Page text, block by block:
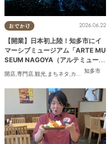
知多市,東浦町,阿久比町,半田市 常滑市,武豊
親子 夫婦,家族,カップル,友人
おでかけ
知多市
2026.06.22
【開業】日本初上陸！知多市にイ
マーシブミュージアム「ARTE MU
SEUM NAGOYA（アルテミュージ
アムナゴヤ）」が2026年11月下旬
にオープン
開店 専門店 観光 まちネタ カップル ,友人